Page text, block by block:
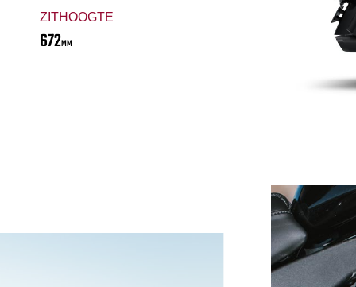
ZITHOOGTE
672MM